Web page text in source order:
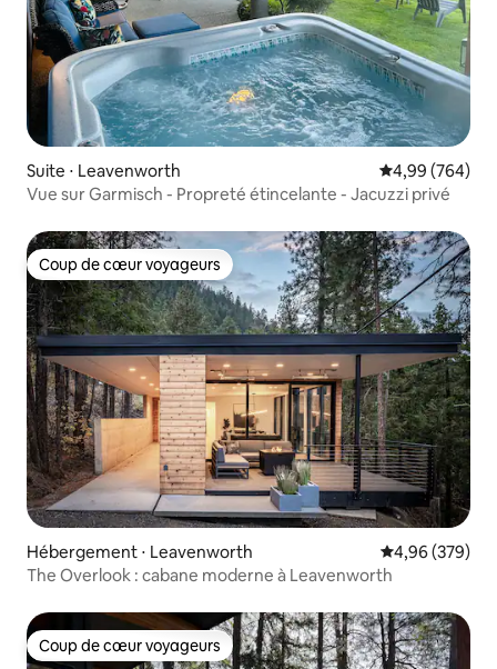
Suite ⋅ Leavenworth Évaluation
4,99 (764)
Vue sur Garmisch - Propreté étincelante - Jacuzzi privé
Coup de cœur voyageurs
Coup de cœur voyageurs
Hébergement ⋅ Leavenworth Évaluation
4,96 (379)
The Overlook : cabane moderne à Leavenworth
Coup de cœur voyageurs
Coup de cœur voyageurs